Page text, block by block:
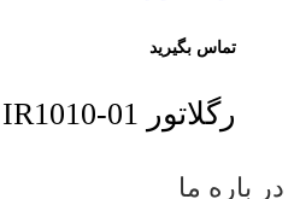
تماس بگیرید
رگلاتور SMC IR1010-01
در باره ما